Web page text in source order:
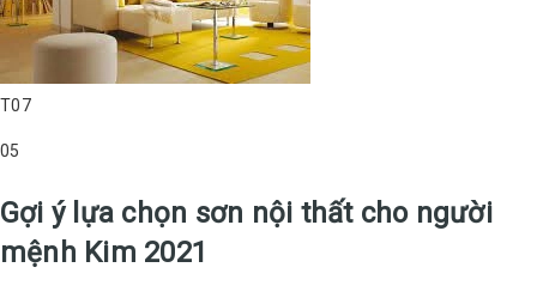
T07
05
Gợi ý lựa chọn sơn nội thất cho người
mệnh Kim 2021